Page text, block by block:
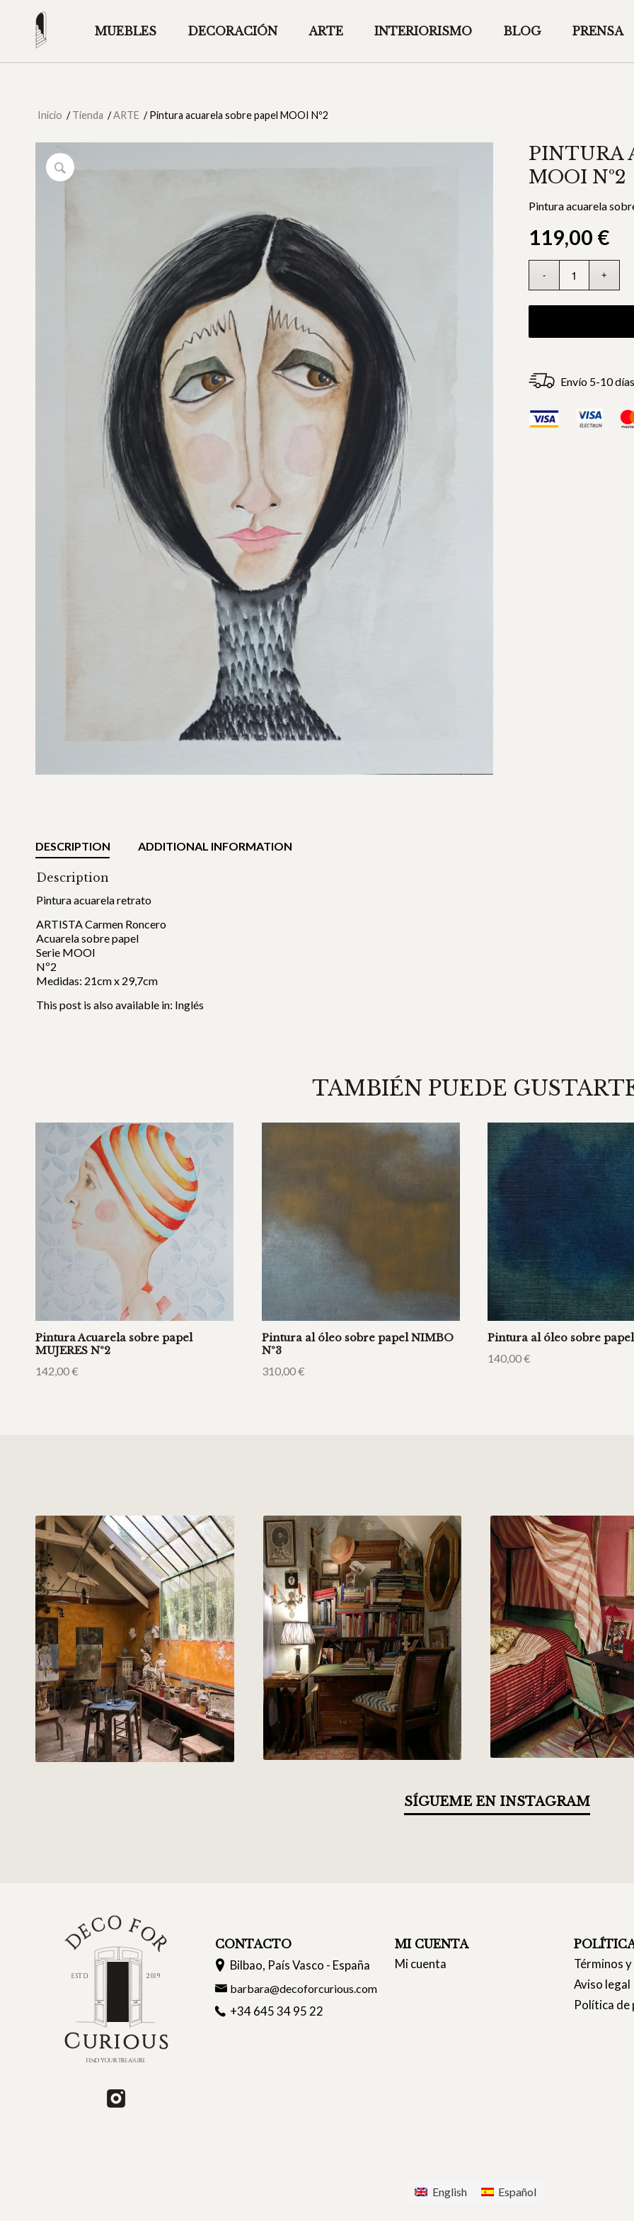
MUEBLES DECORACIÓN ARTE INTERIORISMO BLOG PRENSA
Inicio / Tienda /ARTE / Pintura acuarela sobre papel MOOI Nº2
PINTURA
MOOI Nº2
Pintura acuarela
119,00 €
Envío 5-10 días
DESCRIPTION ADDITIONAL INFORMATION
Description
Pintura acuarela retrato
ARTISTA Carmen Roncero
Acuarela sobre papel
Serie MOOI
Nº2
Medidas: 21cm x 29,7cm
This post is also available in: Inglés
TAMBIÉN PUEDE
Pintura Acuarela sobre papel
MUJERES Nº2
142,00€
Pintura al óleo sobre papel NIMBO
Nº3
310,00€
Pintura al óleo sobre papel
140,00€
SÍGUEME EN INSTAGRAM
CONTACTO
Bilbao, País Vasco - España
barbara@decoforcurious.com
+34 645 34 95 22
MI CUENTA
Mi cuenta
Términos
Aviso legal
Política de
English Español